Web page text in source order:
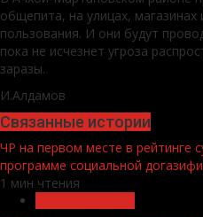
общепита, на улицах, магазинах
пользования. И они будут
пока не исчезнет угроза
заразы.
И.Алдамов
Связанные истории
ЧР на первом месте в рейтинге
программе социальной
1 мин чтения